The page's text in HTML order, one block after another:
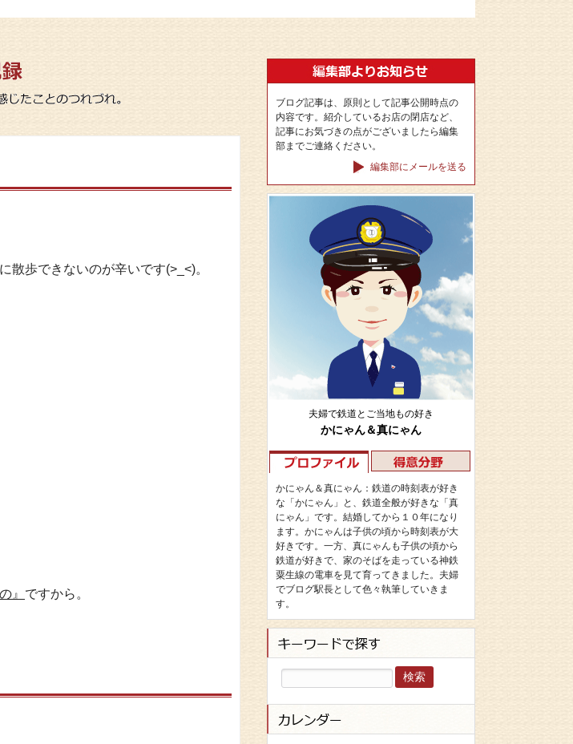
歩できないのが辛いです(>_<)。
』 ですから。
ブログ記事は、原則として記事公開時点の
内容です。紹介しているお店の閉店など、
記事にお気づきの点がございましたら編集
部までご連絡ください。
編集部にメールを送る
夫婦で鉄道とご当地もの好き
かにゃん＆真にゃん
かにゃん＆真にゃん：鉄道の時刻表が好き
な「かにゃん」と、鉄道全般が好きな「真
にゃん」です。結婚してから１０年になり
ます。かにゃんは子供の頃から時刻表が大
好きです。一方、真にゃんも子供の頃から
鉄道が好きで、家のそばを走っている神鉄
粟生線の電車を見て育ってきました。夫婦
でブログ駅長として色々執筆していきま
す。
検
索: